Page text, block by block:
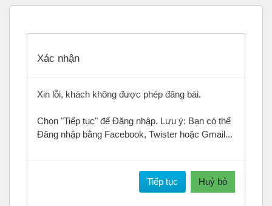
Xác nhận
Xin lỗi, khách không được phép đăng bài.
Chọn "Tiếp tục" để Đăng nhập. Lưu ý: Bạn có thể
Đăng nhập bằng Facebook, Twister hoặc Gmail...
Tiếp tục Huỷ bỏ